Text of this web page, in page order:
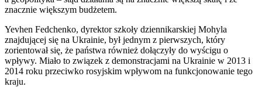
znacznie większym budżetem.
Yevhen Fedchenko, dyrektor szkoły dziennikarskiej Mohyla
znajdującej się na Ukrainie, był jednym z pierwszych, który
zorientował się, że państwa również dołączyły do wyścigu o
wpływy. Miało to związek z demonstracjami na Ukrainie w 2013 i
2014 roku przeciwko rosyjskim wpływom na funkcjonowanie tego
kraju.